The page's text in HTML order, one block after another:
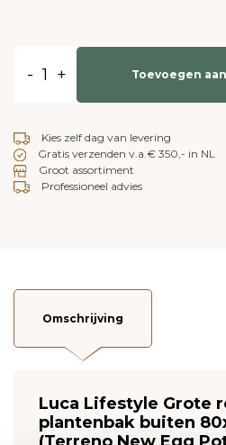
- + Toevoegen
Kies zelf dag van levering
Gratis verzenden v.a.€ 350,- in NL
Groot assortiment
Professioneel advies
Omschrijving
Luca Lifestyle Grote
plantenbak buiten